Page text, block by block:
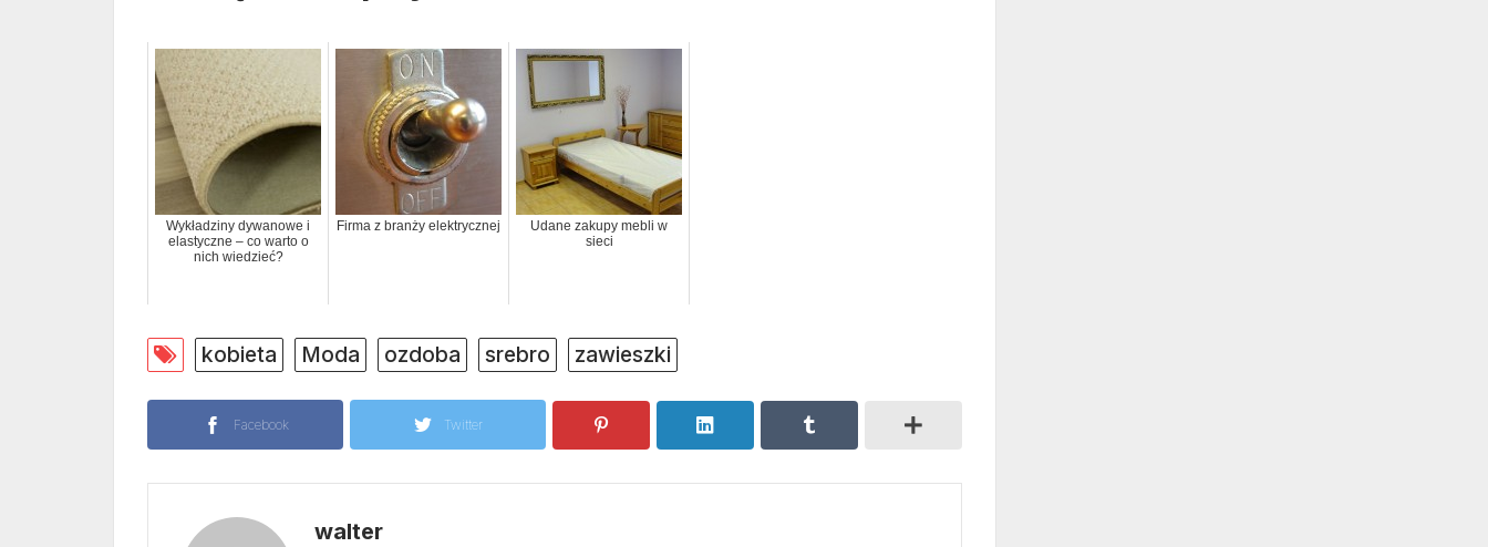
Wykładziny dywanowe i
elastyczne – co warto o
nich wiedzieć?
Firma z branży elektrycznej
Udane zakupy mebli w
sieci
kobieta Moda ozdoba srebro zawieszki
Facebook Twitter
walter